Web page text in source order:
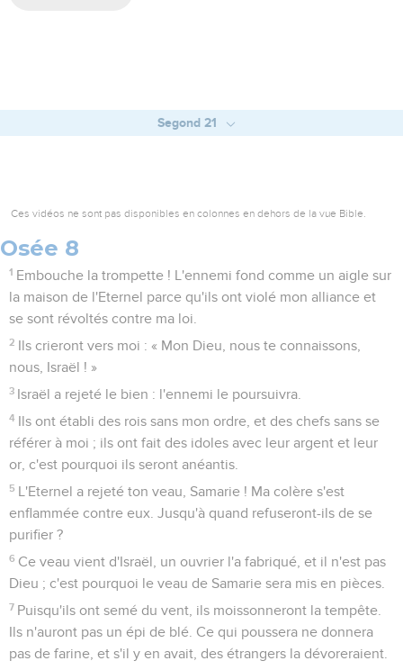
Segond 21
Ces vidéos ne sont pas disponibles en colonnes en dehors de la vue Bible.
Osée 8
1 Embouche la trompette ! L'ennemi fond comme un aigle sur
la maison de l'Eternel parce qu'ils ont violé mon alliance et
se sont révoltés contre ma loi.
2 Ils crieront vers moi : « Mon Dieu, nous te connaissons,
nous, Israël ! »
3 Israël a rejeté le bien : l'ennemi le poursuivra.
4 Ils ont établi des rois sans mon ordre, et des chefs sans se
référer à moi ; ils ont fait des idoles avec leur argent et leur
or, c'est pourquoi ils seront anéantis.
5 L'Eternel a rejeté ton veau, Samarie ! Ma colère s'est
enflammée contre eux. Jusqu'à quand refuseront-ils de se
purifier ?
6 Ce veau vient d'Israël, un ouvrier l'a fabriqué, et il n'est pas
Dieu ; c'est pourquoi le veau de Samarie sera mis en pièces.
7 Puisqu'ils ont semé du vent, ils moissonneront la tempête.
Ils n'auront pas un épi de blé. Ce qui poussera ne donnera
pas de farine, et s'il y en avait, des étrangers la dévoreraient.